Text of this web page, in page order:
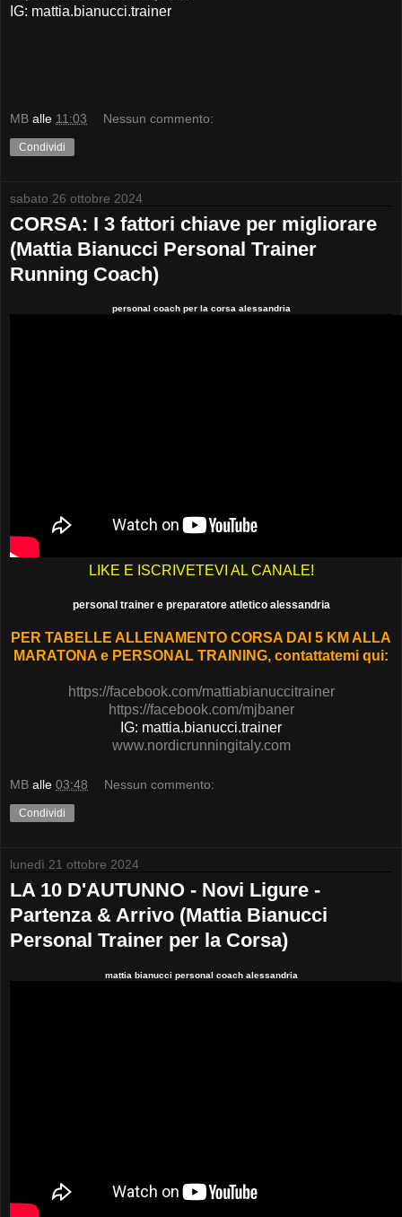
IG: mattia.bianucci.trainer
MB alle 11:03 Nessun commento:
Condividi
sabato 26 ottobre 2024
CORSA: I 3 fattori chiave per migliorare
(Mattia Bianucci Personal Trainer
Running Coach)
personal coach per la corsa alessandria
LIKE E ISCRIVETEVI AL CANALE!
personal trainer e preparatore atletico alessandria
PER TABELLE ALLENAMENTO CORSA DAI 5 KM ALLA
MARATONA e PERSONAL TRAINING, contattatemi qui:
https://facebook.com/mattiabianuccitrainer
https://facebook.com/mjbaner
IG: mattia.bianucci.trainer
www.nordicrunningitaly.com
MB alle 03:48 Nessun commento:
Condividi
lunedì 21 ottobre 2024
LA 10 D'AUTUNNO - Novi Ligure -
Partenza & Arrivo (Mattia Bianucci
Personal Trainer per la Corsa)
mattia bianucci personal coach alessandria